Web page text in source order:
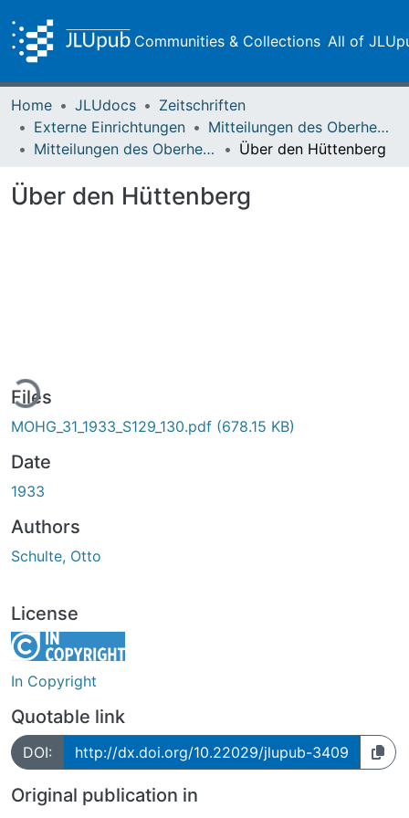
Communities & Collections All of
Home JLUdocs
Zeitschriften
Externe Einrichtungen
Mitteilungen des Oberhessischen Geschichtsvereins Gießen
Mitteilungen des Oberhessischen Geschichtsvereins Gießen Vol. 031 (1933)
Über den Hüttenberg
Über den Hüttenberg
Files
MOHG_31_1933_S129_130.pdf (678.15 KB)
Date
1933
Authors
Schulte, Otto
License
In Copyright
Quotable link
DOI: http://dx.doi.org/10.22029/jlupub-3409
Original publication in